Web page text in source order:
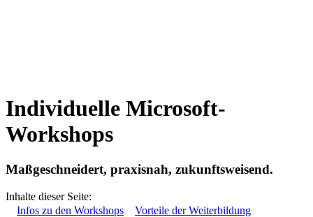
Individuelle Microsoft-
Workshops
Maßgeschneidert, praxisnah, zukunftsweisend.
Inhalte dieser Seite:
Infos zu den Workshops
Vorteile der Weiterbildung